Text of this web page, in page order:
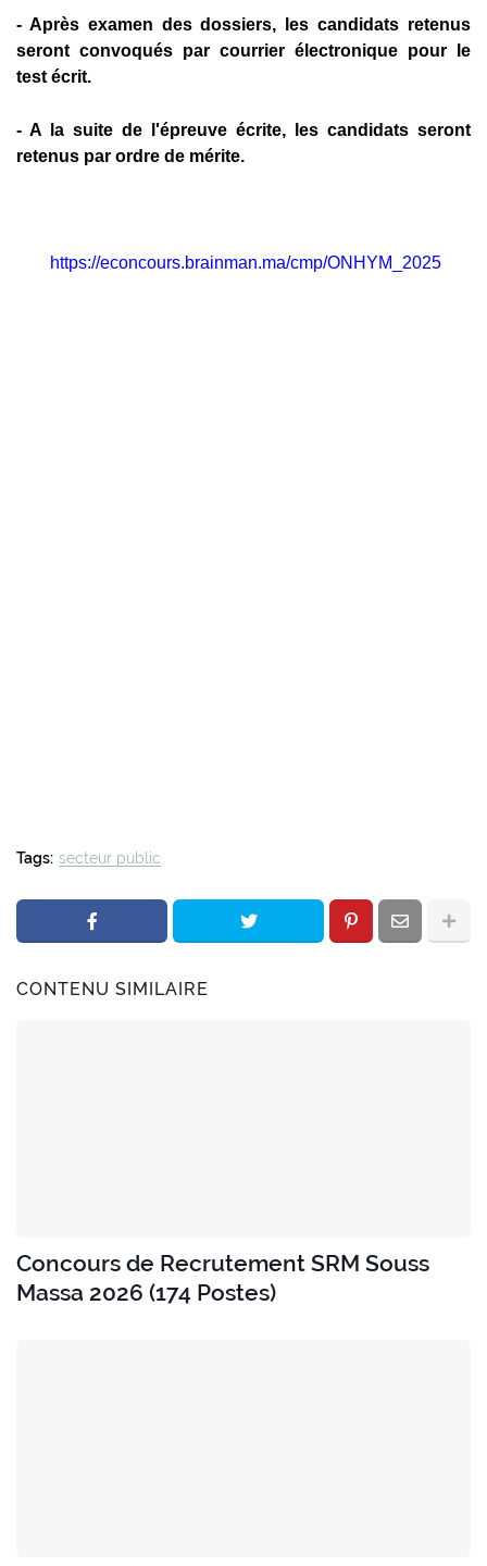
- Après examen des dossiers, les candidats retenus
seront convoqués par courrier électronique pour le
test écrit.
- A la suite de l'épreuve écrite, les candidats seront
retenus par ordre de mérite.
https://econcours.brainman.ma/cmp/ONHYM_2025
Tags: secteur public
CONTENU SIMILAIRE
Concours de Recrutement SRM Souss
Massa 2026 (174 Postes)